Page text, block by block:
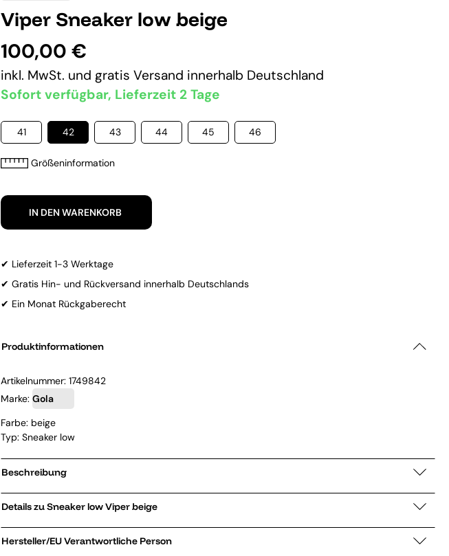
Viper Sneaker low beige
100,00 €
inkl. MwSt. und gratis Versand innerhalb Deutschland
Sofort verfügbar, Lieferzeit 2 Tage
41 42 43 44 45 46
Größeninformation
IN DEN WARENKORB
✔ Lieferzeit 1-3 Werktage
✔ Gratis Hin- und Rückversand innerhalb Deutschlands
✔ Ein Monat Rückgaberecht
Produktinformationen
Artikelnummer: 1749842
Marke: Gola
Farbe: beige
Typ: Sneaker low
Beschreibung
Details zu Sneaker low Viper beige
Hersteller/EU Verantwortliche Person